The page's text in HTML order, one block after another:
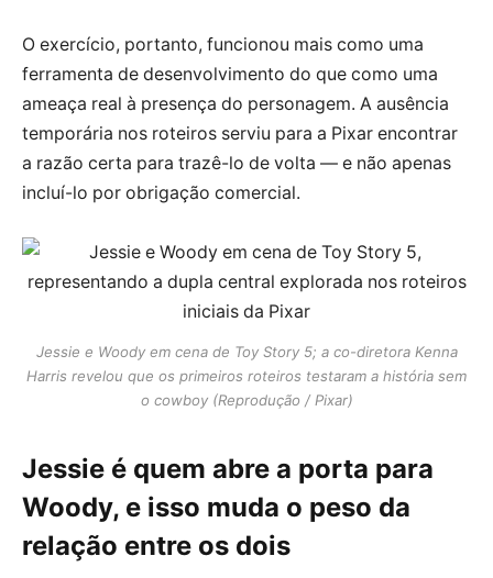
O exercício, portanto, funcionou mais como uma
ferramenta de desenvolvimento do que como uma
ameaça real à presença do personagem. A ausência
temporária nos roteiros serviu para a Pixar encontrar
a razão certa para trazê-lo de volta — e não apenas
incluí-lo por obrigação comercial.
Jessie e Woody em cena de Toy Story 5; a co-diretora Kenna
Harris revelou que os primeiros roteiros testaram a história sem
o cowboy (Reprodução / Pixar)
Jessie é quem abre a porta para
Woody, e isso muda o peso da
relação entre os dois